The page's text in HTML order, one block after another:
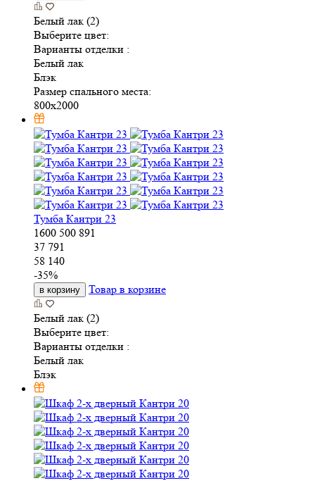
Белый лак (2)
Выберите цвет:
Варианты отделки :
Белый лак
Блэк
Размер спального места:
800x2000
Тумба Кантри 23
1600 500 891
37 791
58 140
-35%
в корзину Товар в корзине
Белый лак (2)
Выберите цвет:
Варианты отделки :
Белый лак
Блэк